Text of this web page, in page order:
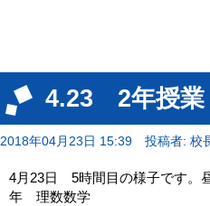
4.23 2年授業
2018年04月23日 15:39 投稿者: 校
4月23日 5時間目の様子です。
年 理数数学 2